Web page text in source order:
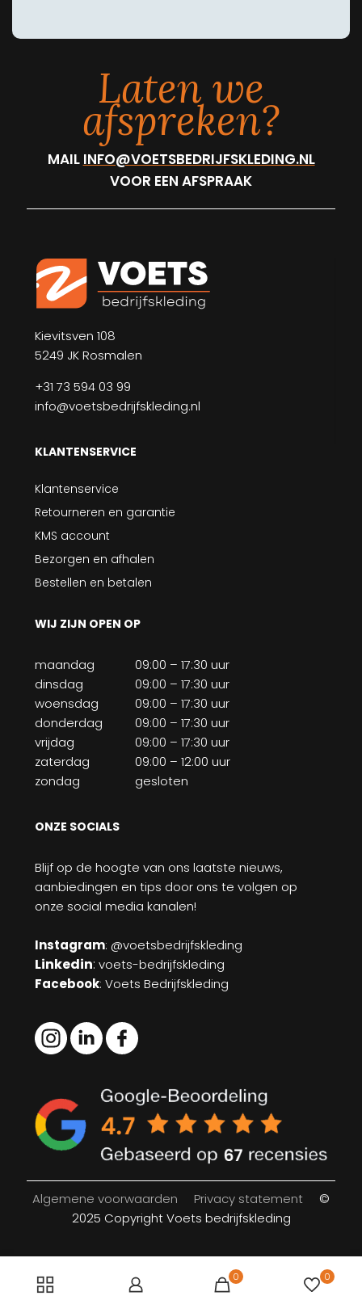
Laten we
afspreken?
MAIL INFO@VOETSBEDRIJFSKLEDING.NL
VOOR EEN AFSPRAAK
Kievitsven 108
5249 JK Rosmalen
+31 73 594 03 99
info@voetsbedrijfskleding.nl
KLANTENSERVICE
Klantenservice
Retourneren en garantie
KMS account
Bezorgen en afhalen
Bestellen en betalen
WIJ ZIJN OPEN OP
maandag
09:00 – 17:30 uur
dinsdag
09:00 – 17:30 uur
woensdag
09:00 – 17:30 uur
donderdag
09:00 – 17:30 uur
vrijdag
09:00 – 17:30 uur
zaterdag
09:00 – 12:00 uur
zondag
gesloten
ONZE SOCIALS
Blijf op de hoogte van ons laatste nieuws,
aanbiedingen en tips door ons te volgen op
onze social media kanalen!
Instagram: @voetsbedrijfskleding
Linkedin: voets-bedrijfskleding
Facebook: Voets Bedrijfskleding
Algemene voorwaarden Privacy statement
©
2025 Copyright Voets bedrijfskleding
0 0